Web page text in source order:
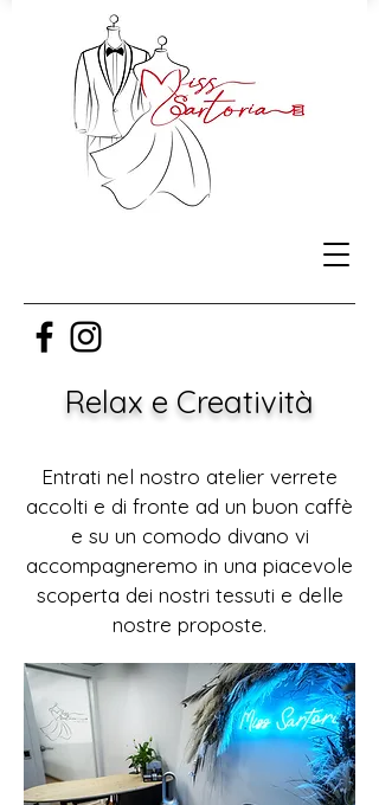
Relax e Creatività
Entrati nel nostro atelier verrete
accolti e di fronte ad un buon caffè
e su un comodo divano vi
accompagneremo in una piacevole
scoperta dei nostri tessuti e delle
nostre proposte.